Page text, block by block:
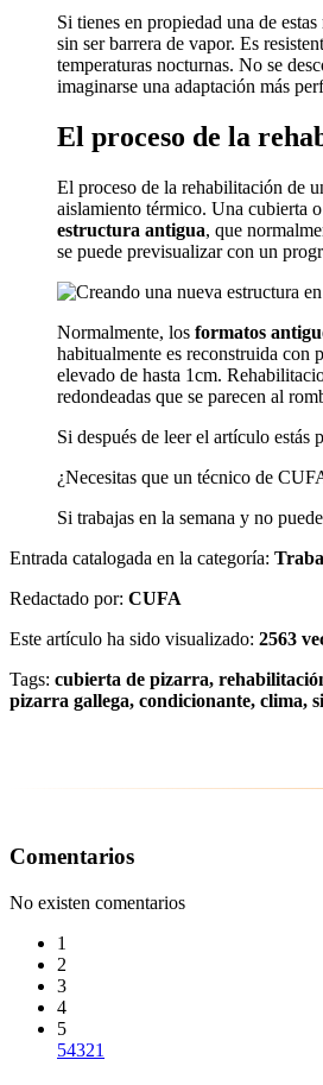
Si tienes en propiedad una de
sin ser barrera de vapor. Es
temperaturas nocturnas. No se
imaginarse una adaptación más
El proceso de la
El proceso de la rehabilitación de
aislamiento térmico. Una cubierta
estructura antigua, que
se puede previsualizar con un
Normalmente, los formatos
habitualmente es reconstruida con
elevado de hasta 1cm.
redondeadas que se parecen al
Si después de leer el artículo estás
¿Necesitas que un técnico de
Si trabajas en la semana y no
Entrada catalogada en la categoría:
Redactado por: CUFA
Este artículo ha sido visualizado: 2563
Tags: cubierta de pizarra,
pizarra gallega, condicionante, clima,
Comentarios
No existen comentarios
1
2
3
4
5
54321